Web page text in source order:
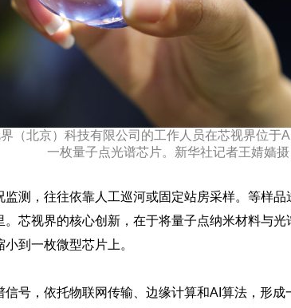
（北京）科技有限公司的工作人员在芯视界位于
一枚量子点光谱芯片。新华社记者王婧嫱摄
监测，往往依靠人工巡河或固定站房采样。等样
。芯视界的核心创新，在于将量子点纳米材料与
到一枚微型芯片上。
号，依托物联网传输、边缘计算和AI算法，形成